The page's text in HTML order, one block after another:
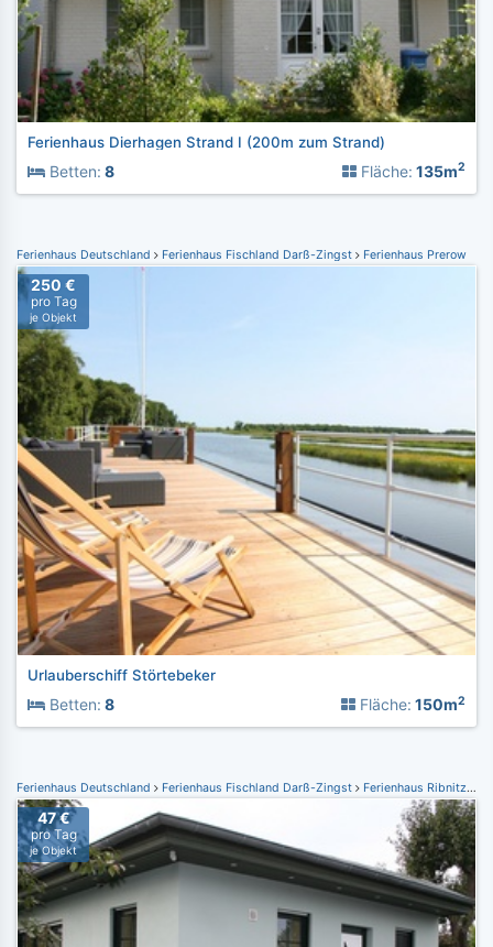
Ferienhaus Dierhagen Strand I (200m zum Strand)
Betten: 8 Fläche: 135m2
Ferienhaus Deutschland Ferienhaus Fischland Darß-Zingst Ferienhaus Prerow
250 €
pro Tag
je Objekt
Urlauberschiff Störtebeker
Betten: 8 Fläche: 150m2
Ferienhaus Deutschland Ferienhaus Fischland Darß-Zingst Ferienhaus Ribnitz- Damgarten
47 €
pro Tag
je Objekt